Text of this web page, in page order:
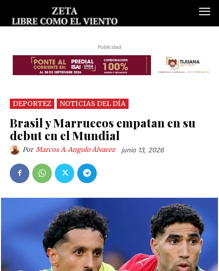
Publicidad
DEPORTEZ NOTICIAS DEL DÍA
Brasil y Marruecos empatan en su
debut en el Mundial
Por Marcos A. Angulo Álvarez junio 13, 2026